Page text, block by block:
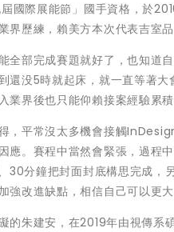
國際展能節」國手資格，於
界歷練，賴美方本次代表吉室
全部完成賽題就好了，也知道
還没5時就起床，就一直等著
業界後也只能仰賴接案經驗累
，平常沒太多機會接觸
應。賽程中當然會緊張，過程
30分鐘把封面封底構思完成，
強改進缺點，相信自己可以更
的朱建安，在2019年由視傳系